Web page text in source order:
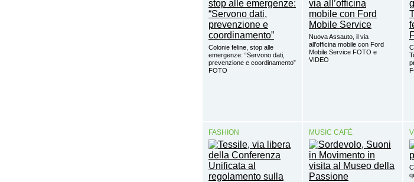
Colonie feline, stop alle
emergenze: “Servono dati,
prevenzione e coordinamento”
FOTO
Nuova Assauto, il via
all’officina mobile con Ford
Mobile Service FOTO e
VIDEO
FASHION MUSIC CAFÈ